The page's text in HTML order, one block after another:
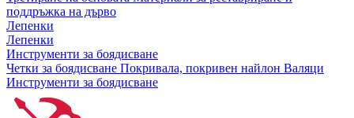
поддръжка на дърво
Лепенки
Лепенки
Инструменти за боядисване
Четки за боядисване Покривала, покривен найлон Валяци
Инструменти за боядисване